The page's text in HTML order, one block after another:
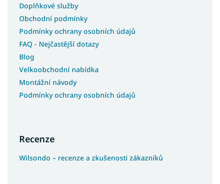
Doplňkové služby
Obchodní podmínky
Podmínky ochrany osobních údajů
FAQ - Nejčastější dotazy
Blog
Velkoobchodní nabídka
Montážní návody
Podmínky ochrany osobních údajů
Recenze
Wilsondo – recenze a zkušenosti zákazníků